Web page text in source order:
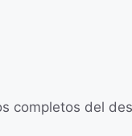
completos del